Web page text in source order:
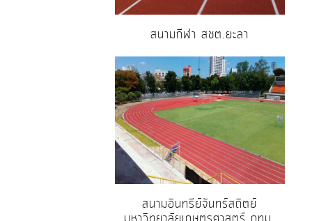
สนามกีฬา สชต.ยะลา
สนามอินทรีย์จันทร์สถิตย์